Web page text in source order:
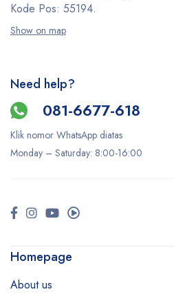
Kode Pos: 55194.
Show on map
Need help?
081-6677-618
Klik nomor WhatsApp diatas
Monday – Saturday: 8:00-16:00
Homepage
About us